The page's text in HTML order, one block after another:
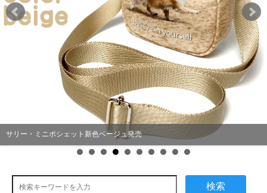
サリー・ミニポシェット新色ベージュ発売
検索